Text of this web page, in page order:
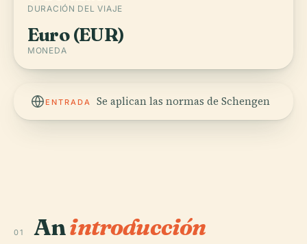
DURACIÓN DEL VIAJE
Euro (EUR)
MONEDA
ENTRADA Se aplican las normas de Schengen
01 Anintroducción